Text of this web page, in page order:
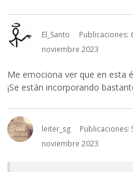
El_Santo
Publicaciones:
noviembre 2023
Me emociona ver que en esta
¡Se están incorporando
leiter_sg
Publicaciones:
noviembre 2023